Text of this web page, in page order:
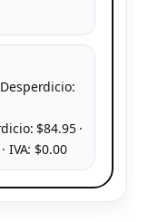
$84.95 ·
IVA: $0.00